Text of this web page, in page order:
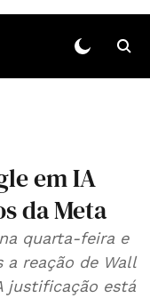
em IA
da Meta
quarta-feira e
a reação de Wall
justificação está